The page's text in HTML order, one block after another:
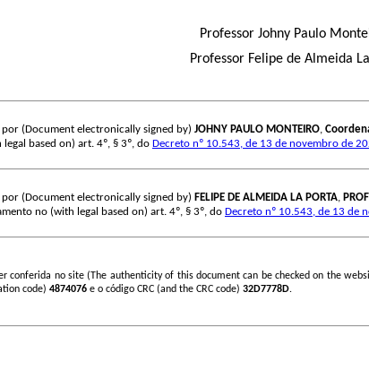
Professor Johny Paulo
Professor Felipe de Almeida
(Document electronically signed by) JOHNY PAULO MONTEIRO,
based on) art. 4º, § 3º, do Decreto nº 10.543, de 13 de novembro de
(Document electronically signed by) FELIPE DE ALMEIDA LA PORTA,
no (with legal based on) art. 4º, § 3º, do Decreto nº 10.543, de 13 de
conferida no site (The authenticity of this document can be checked on the
code) 4874076 e o código CRC (and the CRC code) 32D7778D.